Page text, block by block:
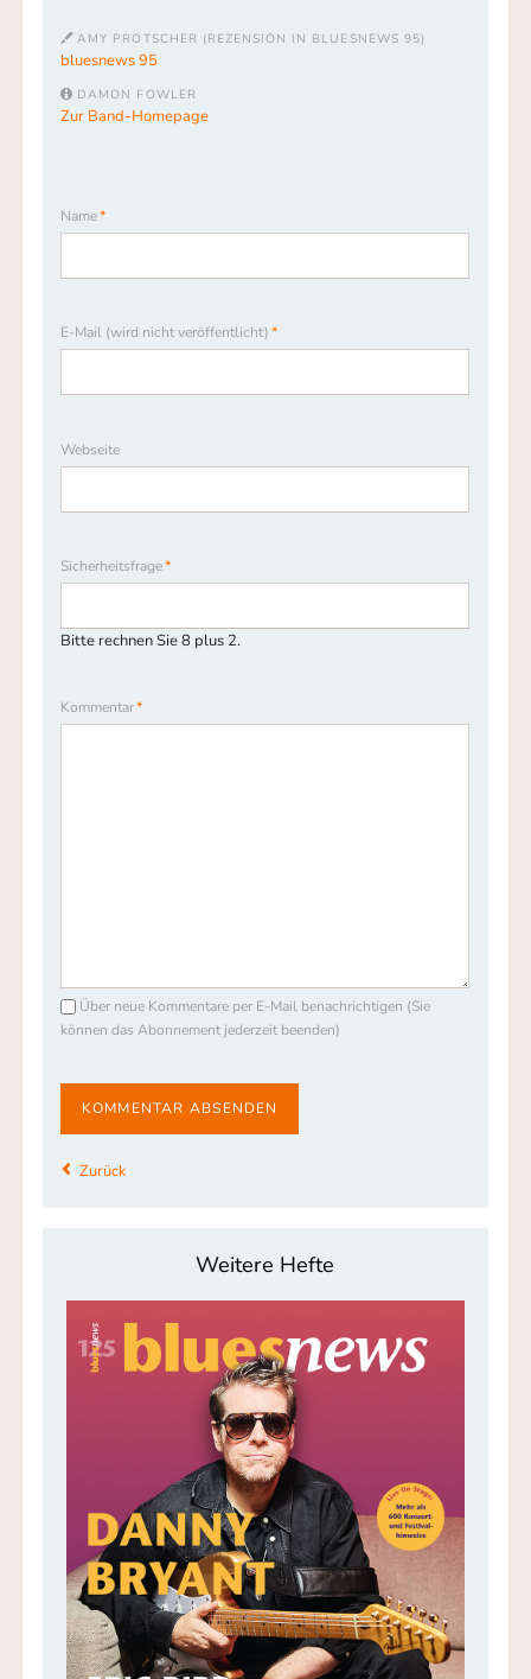
AMY PROTSCHER (REZENSION IN BLUESNEWS 95)
bluesnews 95
DAMON FOWLER
Zur Band-Homepage
Pflichtfeld
Name*
Pflichtfeld
E-Mail (wird nicht veröffentlicht)*
Webseite
Pflichtfeld
Sicherheitsfrage*
Bitte rechnen Sie 8 plus 2.
Pflichtfeld
Kommentar*
Über neue Kommentare per E-Mail benachrichtigen (Sie
können das Abonnement jederzeit beenden)
KOMMENTAR ABSENDEN
Zurück
Weitere Hefte